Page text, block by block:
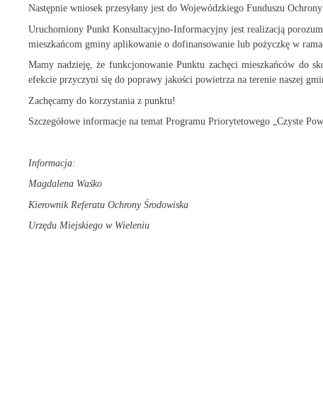
Następnie wniosek przesyłany jest do Wojewódzkiego Funduszu
Uruchomiony Punkt Konsultacyjno-Informacyjny jest realizacją
mieszkańcom gminy aplikowanie o dofinansowanie lub pożyczkę w
Mamy nadzieję, że funkcjonowanie Punktu zachęci mieszkańców do
efekcie przyczyni się do poprawy jakości powietrza na terenie naszej
Zachęcamy do korzystania z punktu!
Szczegółowe informacje na temat Programu Priorytetowego „Czyste
Informacja:
Magdalena Waśko
Kierownik Referatu Ochrony Środowiska
Urzędu Miejskiego w Wieleniu